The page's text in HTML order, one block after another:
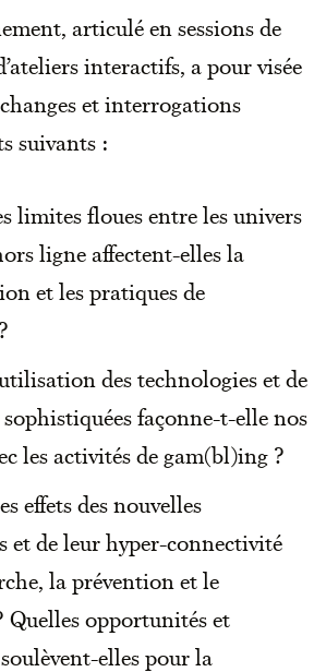
articulé en sessions de
interactifs, a pour visée
et interrogations
suivants :
limites floues entre les univers
ligne affectent-elles la
et les pratiques de
des technologies et de
façonne-t-elle nos
les activités de gam(bl)ing ?
effets des nouvelles
et de leur hyper-connectivité
la prévention et le
Quelles opportunités et
elles pour la